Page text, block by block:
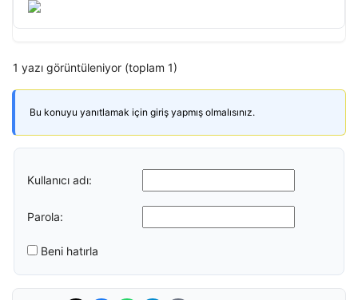
1 yazı görüntüleniyor (toplam 1)
Bu konuyu yanıtlamak için giriş yapmış olmalısınız.
Kullanıcı adı:
Parola:
Beni hatırla